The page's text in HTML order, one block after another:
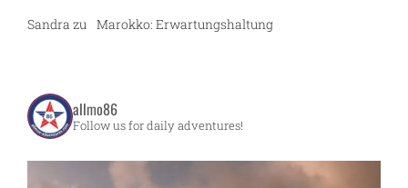
Sandra zu Marokko: Erwartungshaltung
allmo86
Follow us for daily adventures!